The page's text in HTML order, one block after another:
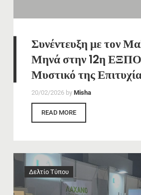
Συνέντευξη με τον
Μηνά στην 12η
Μυστικό της
20/02/2026 by Misha
READ MORE
Δελτίο Τύπου